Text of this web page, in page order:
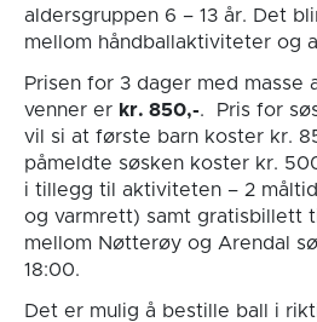
aldersgruppen 6 – 13 år. Det
mellom håndballaktiviteter og
Prisen for 3 dager med masse
venner er kr. 850,-. Pris for
vil si at første barn koster kr.
påmeldte søsken koster kr.
i tillegg til aktiviteten – 2
og varmrett) samt gratisbillett
mellom Nøtterøy og Arendal
18:00.
Det er mulig å bestille ball i